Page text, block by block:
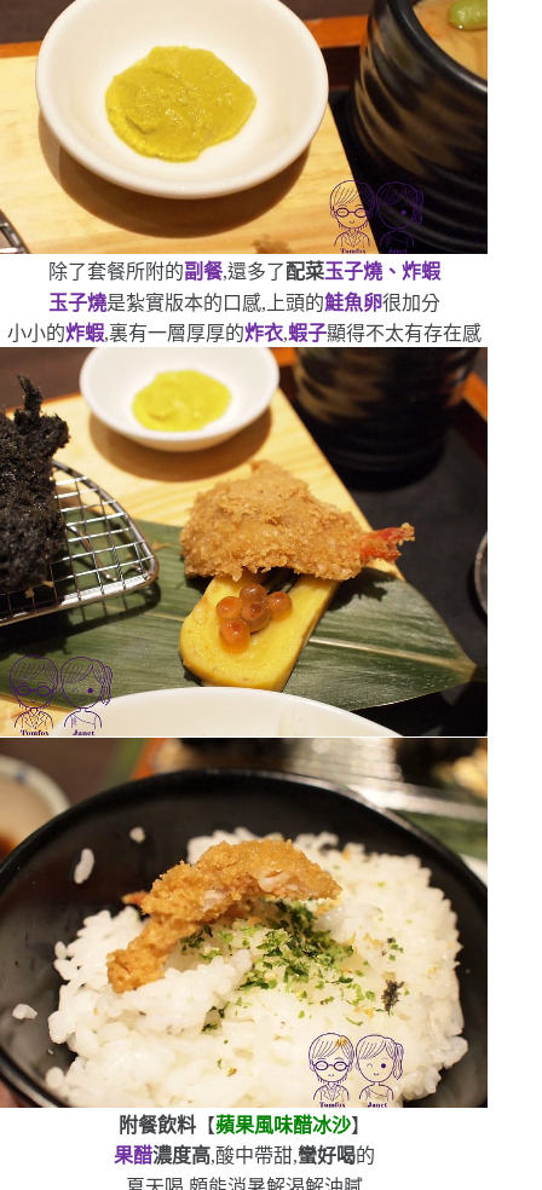
除了套餐所附的副餐,還多了配菜玉子燒、炸蝦
玉子燒是紮實版本的口感,上頭的鮭魚卵很加分
小小的炸蝦,裏有一層厚厚的炸衣,蝦子顯得不太有存在感
附餐飲料【蘋果風味醋冰沙】
果醋濃度高,酸中帶甜,蠻好喝的